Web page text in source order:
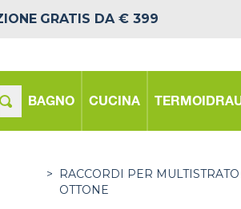
GRATIS DA € 399
BAGNO CUCINA
>
RACCORDI PER
OTTONE